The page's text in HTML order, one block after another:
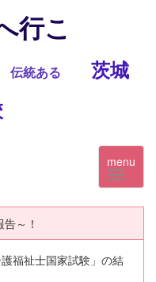
行こ
伝統ある
茨城
menu
～！
福祉士国家試験」の結